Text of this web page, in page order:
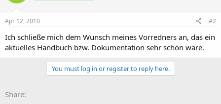
Apr 12, 2010 #2
Ich schließe mich dem Wunsch meines Vorredners an, das ein
aktuelles Handbuch bzw. Dokumentation sehr schön wäre.
You must log in or register to reply here.
Share: